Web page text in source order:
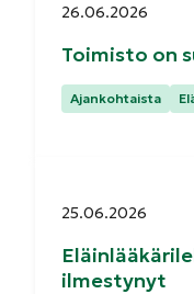
Julkaistu:
26.06.2026
Toimisto on
Kategoriat:
Ajankohtaista
Julkaistu:
25.06.2026
ilmestynyt